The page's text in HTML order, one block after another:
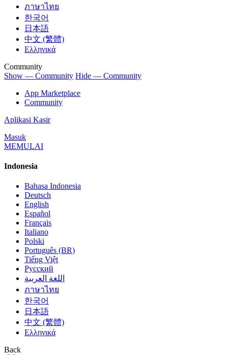
ภาษาไทย
한국어
日本語
中文 (繁體)
Ελληνικά
Community
Show — Community Hide — Community
App Marketplace
Community
Aplikasi Kasir
Masuk
MEMULAI
Indonesia
Bahasa Indonesia
Deutsch
English
Español
Français
Italiano
Polski
Português (BR)
Tiếng Việt
Русский
اللغة العربية
ภาษาไทย
한국어
日本語
中文 (繁體)
Ελληνικά
Back